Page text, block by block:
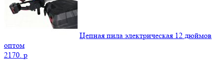
Цепная пила электрическая 12 дюймов
оптом
2170. p